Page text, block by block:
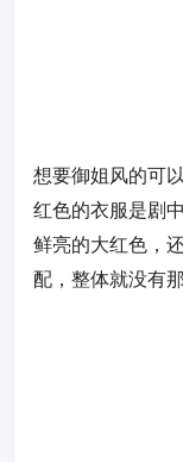
想要御姐风的可
红色的衣服是剧
鲜亮的大红色，
配，整体就没有那